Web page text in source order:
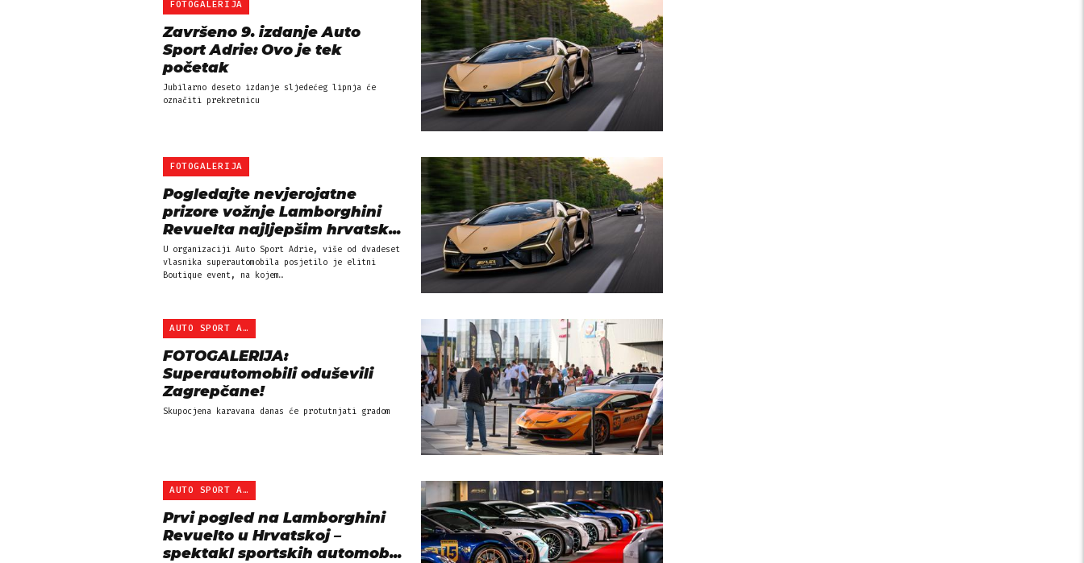
FOTOGALERIJA
Završeno 9. izdanje Auto
Sport Adrie: Ovo je tek
početak
Jubilarno deseto izdanje sljedećeg lipnja će
označiti prekretnicu
FOTOGALERIJA
Pogledajte nevjerojatne
prizore vožnje Lamborghini
Revuelta najljepšim hrvatsk...
U organizaciji Auto Sport Adrie, više od dvadeset
vlasnika superautomobila posjetilo je elitni
Boutique event, na kojem…
AUTO SPORT ADRIA
FOTOGALERIJA:
Superautomobili oduševili
Zagrepčane!
Skupocjena karavana danas će protutnjati gradom
AUTO SPORT ADRIA
Prvi pogled na Lamborghini
Revuelto u Hrvatskoj –
spektakl sportskih automob...